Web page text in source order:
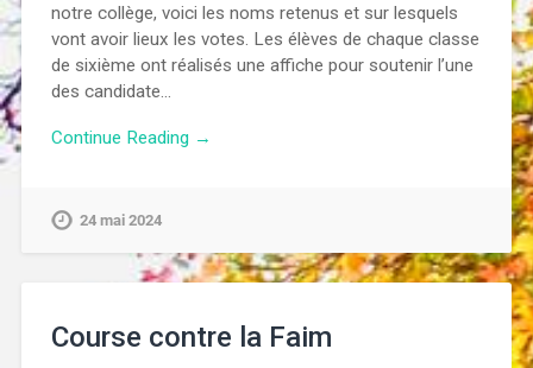
notre collège, voici les noms retenus et sur lesquels
vont avoir lieux les votes. Les élèves de chaque classe
de sixième ont réalisés une affiche pour soutenir l’une
des candidate…
Continue Reading →
24 mai 2024
Course contre la Faim